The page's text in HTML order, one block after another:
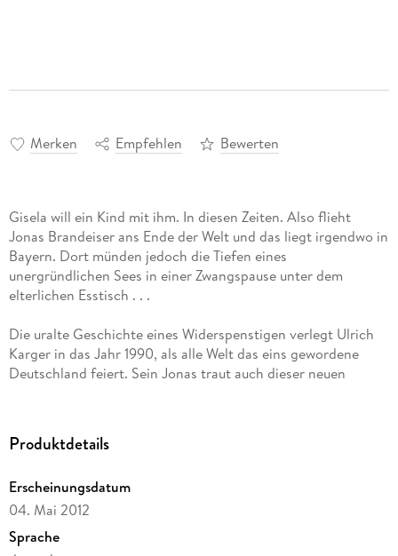
Merken Empfehlen Bewerten
Gisela will ein Kind mit ihm. In diesen Zeiten. Also flieht
Jonas Brandeiser ans Ende der Welt und das liegt irgendwo in
Bayern. Dort münden jedoch die Tiefen eines
unergründlichen Sees in einer Zwangspause unter dem
elterlichen Esstisch . . .
Die uralte Geschichte eines Widerspenstigen verlegt Ulrich
Karger in das Jahr 1990, als alle Welt das eins gewordene
Deutschland feiert. Sein Jonas traut auch dieser neuen
und christlich geprägtes Abendland bliebe eine
wie die von 1989 sind ja wohl eher singuläre Ereignisse in
Berlin genauso wie im unbenannt kenntlichen
Berchtesgadener Land.
Doch der eingeschobene biblische Originaltext belegt, dass
Produktdetails
Erscheinungsdatum
04. Mai 2012
Sprache